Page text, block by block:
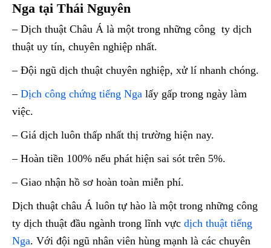
Nga tại Thái Nguyên
– Dịch thuật Châu Á là một trong những công ty dịch
thuật uy tín, chuyên nghiệp nhất.
– Đội ngũ dịch thuật chuyên nghiệp, xử lí nhanh chóng.
– Dịch công chứng tiếng Nga lấy gấp trong ngày làm
việc.
– Giá dịch luôn thấp nhất thị trường hiện nay.
– Hoàn tiền 100% nếu phát hiện sai sót trên 5%.
– Giao nhận hồ sơ hoàn toàn miễn phí.
Dịch thuật châu Á luôn tự hào là một trong những công
ty dịch thuật đầu ngành trong lĩnh vực dịch thuật tiếng
Nga. Với đội ngũ nhân viên hùng mạnh là các chuyên